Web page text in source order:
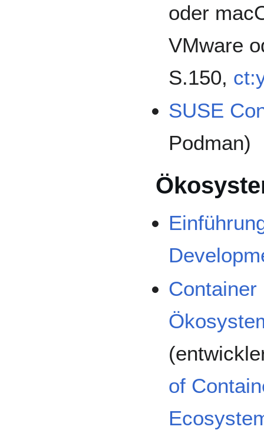
oder
VMware
S.150,
SUSE
Podman)
of